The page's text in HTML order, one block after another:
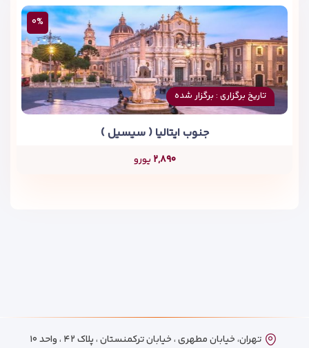
تاریخ برگزاری : برگزار شده
جنوب ایتالیا ( سیسیل )
۲,۸۹۰ یورو
۰%
تهران، خیابان مطهری ، خیابان ترکمنستان ، پلاک ۴۲ ، واحد ۱۰